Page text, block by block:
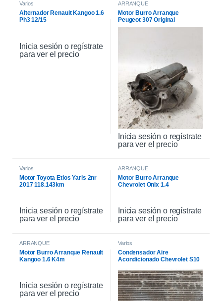
Varios
Alternador Renault Kangoo 1.6
Ph3 12/15
Inicia sesión o regístrate
para ver el precio
ARRANQUE
Motor Burro Arranque
Peugeot 307 Original
Inicia sesión o regístrate
para ver el precio
Varios
Motor Toyota Etios Yaris 2nr
2017 118.143km
Inicia sesión o regístrate
para ver el precio
ARRANQUE
Motor Burro Arranque
Chevrolet Onix 1.4
Inicia sesión o regístrate
para ver el precio
ARRANQUE
Motor Burro Arranque Renault
Kangoo 1.6 K4m
Inicia sesión o regístrate
para ver el precio
Varios
Condensador Aire
Acondicionado Chevrolet S10